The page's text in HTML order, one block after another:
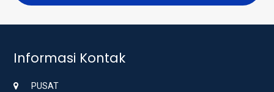
Informasi Kontak
PUSAT